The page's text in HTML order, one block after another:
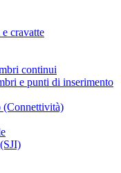
cravatte
continui
e punti di inserimento
(Connettività)